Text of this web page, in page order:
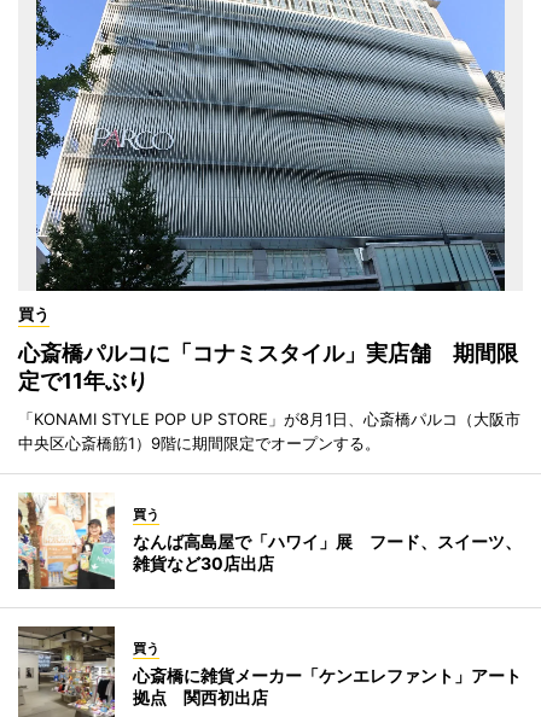
買う
心斎橋パルコに「コナミスタイル」実店舗 期間限
定で11年ぶり
「KONAMI STYLE POP UP STORE」が8月1日、心斎橋パルコ（大阪市
中央区心斎橋筋1）9階に期間限定でオープンする。
買う
なんば高島屋で「ハワイ」展 フード、スイーツ、
雑貨など30店出店
買う
心斎橋に雑貨メーカー「ケンエレファント」アート
拠点 関西初出店